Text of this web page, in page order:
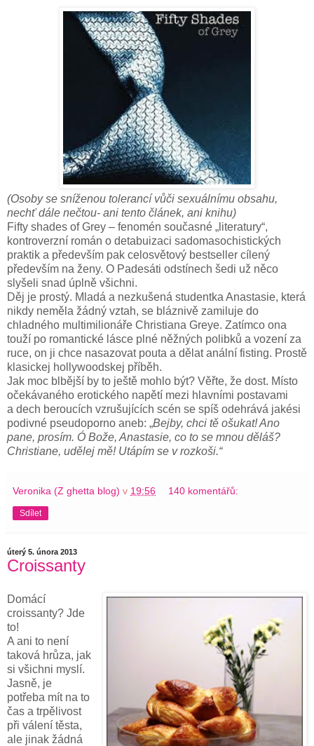
(Osoby se sníženou tolerancí vůči sexuálnímu obsahu,
nechť dále nečtou- ani tento článek, ani knihu)
Fifty shades of Grey – fenomén současné „literatury“,
kontroverzní román o detabuizaci sadomasochistických
praktik a především pak celosvětový bestseller cílený
především na ženy. O Padesáti odstínech šedi už něco
slyšeli snad úplně všichni.
Děj je prostý. Mladá a nezkušená studentka Anastasie, která
nikdy neměla žádný vztah, se bláznivě zamiluje do
chladného multimilionáře Christiana Greye. Zatímco ona
touží po romantické lásce plné něžných polibků a vození za
ruce, on ji chce nasazovat pouta a dělat anální fisting. Prostě
klasickej hollywoodskej příběh.
Jak moc blbější by to ještě mohlo být? Věřte, že dost. Místo
očekávaného erotického napětí mezi hlavními postavami
a dech beroucích vzrušujících scén se spíš odehrává jakési
podivné pseudoporno aneb: „Bejby, chci tě ošukat! Ano
pane, prosím. Ó Bože, Anastasie, co to se mnou děláš?
Christiane, udělej mě! Utápím se v rozkoši.“
Veronika (Z ghetta blog) v 19:56 140 komentářů:
Sdílet
úterý 5. února 2013
Croissanty
Domácí
croissanty? Jde
to!
A ani to není
taková hrůza, jak
si všichni myslí.
Jasně, je
potřeba mít na to
čas a trpělivost
při válení těsta,
ale jinak žádná